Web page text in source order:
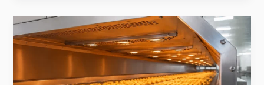
Wie
man
von